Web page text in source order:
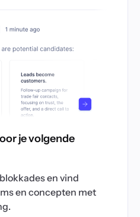
je volgende
en vind
en concepten met